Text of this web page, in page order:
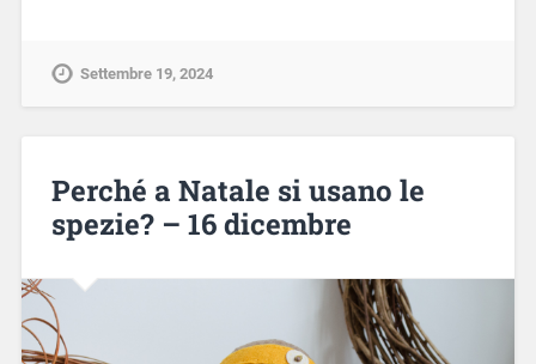
Settembre 19, 2024
Perché a Natale si usano le
spezie? – 16 dicembre